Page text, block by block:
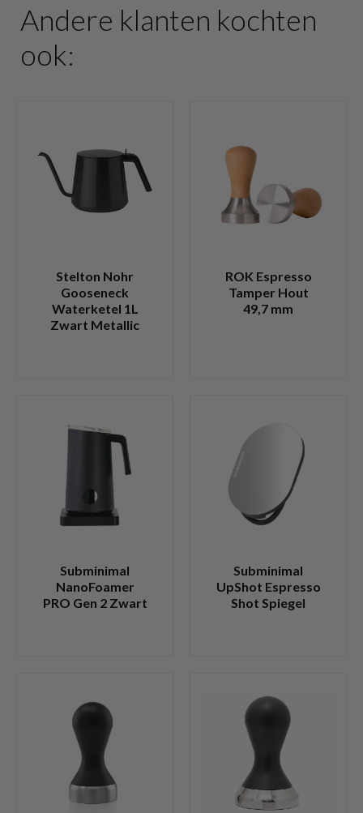
Andere klanten kochten
ook:
Stelton Nohr
Gooseneck
Waterketel 1L
Zwart Metallic
ROK Espresso
Tamper Hout
49,7 mm
Subminimal
NanoFoamer
PRO Gen 2 Zwart
Subminimal
UpShot Espresso
Shot Spiegel